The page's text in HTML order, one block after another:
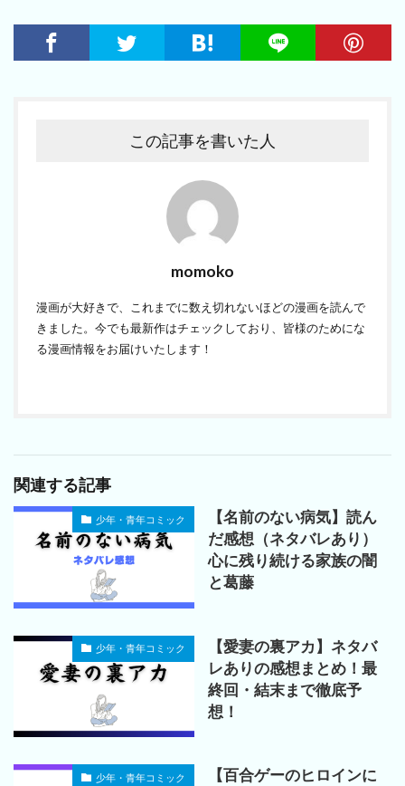
この記事を書いた人
momoko
漫画が大好きで、これまでに数え切れないほどの漫画を読んで
きました。今でも最新作はチェックしており、皆様のためにな
る漫画情報をお届けいたします！
関連する記事
少年・青年コミック
【名前のない病気】読ん
だ感想（ネタバレあり）
心に残り続ける家族の闇
と葛藤
少年・青年コミック
【愛妻の裏アカ】ネタバ
レありの感想まとめ！最
終回・結末まで徹底予
想！
少年・青年コミック
【百合ゲーのヒロインに